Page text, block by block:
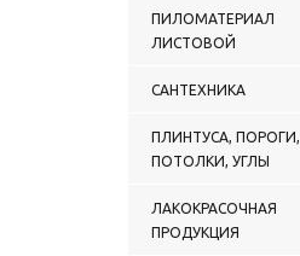
ПИЛОМАТЕРИАЛ
ЛИСТОВОЙ
САНТЕХНИКА
ПЛИНТУСА, ПОРОГИ,
ПОТОЛКИ, УГЛЫ
ЛАКОКРАСОЧНАЯ
ПРОДУКЦИЯ